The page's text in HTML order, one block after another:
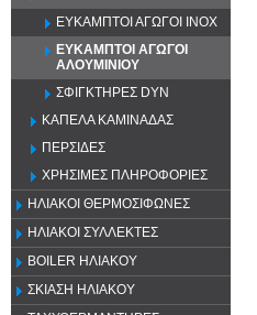
ΕΥΚΑΜΠΤΟΙ ΑΓΩΓΟΙ ΙΝΟΧ
ΕΥΚΑΜΠΤΟΙ ΑΓΩΓΟΙ
ΑΛΟΥΜΙΝΙΟΥ
ΣΦΙΓΚΤΗΡΕΣ DYN
ΚΑΠΕΛΑ ΚΑΜΙΝΑΔΑΣ
ΠΕΡΣΙΔΕΣ
ΧΡΗΣΙΜΕΣ ΠΛΗΡΟΦΟΡΙΕΣ
ΗΛΙΑΚΟΙ ΘΕΡΜΟΣΙΦΩΝΕΣ
ΗΛΙΑΚΟΙ ΣΥΛΛΕΚΤΕΣ
BOILER ΗΛΙΑΚΟΥ
ΣΚΙΑΣΗ ΗΛΙΑΚΟΥ